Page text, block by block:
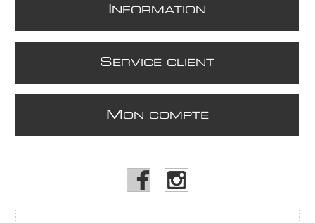
NFORMATION
S ERVICE CLIENT
M ON COMPTE